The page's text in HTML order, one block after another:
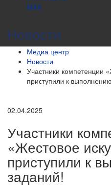
Новости
Медиа центр
Новости
Участники компетенции
приступили к
02.04.2025
Участники
«Жестовое
приступили к
заданий!